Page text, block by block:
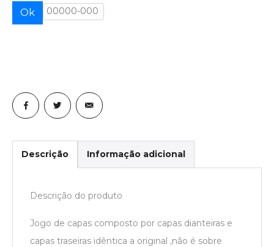
Ok
Descrição Informação adicional
Descrição do produto
Jogo de capas composto por capas dianteiras e
capas traseiras idêntica a original ,não é sobre